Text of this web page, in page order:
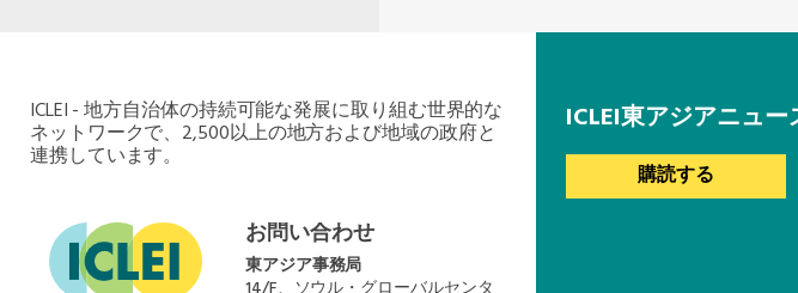
ICLEI - 地方自治体の持続可能な発展に取り組む世界的な
ネットワークで、2,500以上の地方および地域の政府と
連携しています。
お問い合わせ
東アジア事務局
ICLEI東アジアニュ
購読する